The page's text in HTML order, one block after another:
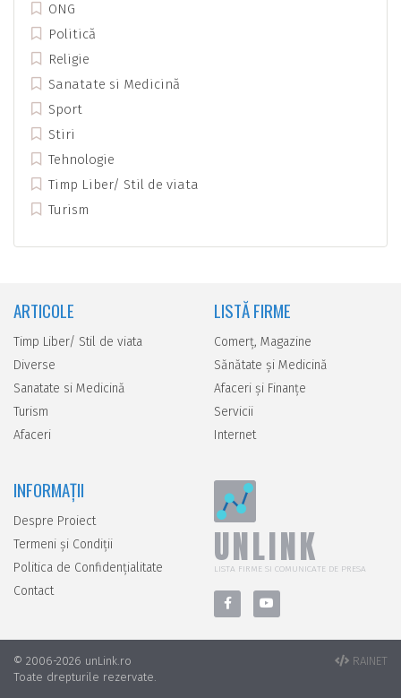
ONG
Politică
Religie
Sanatate si Medicină
Sport
Stiri
Tehnologie
Timp Liber/ Stil de viata
Turism
ARTICOLE
Timp Liber/ Stil de viata
Diverse
Sanatate si Medicină
Turism
Afaceri
LISTĂ FIRME
Comerţ, Magazine
Sănătate şi Medicină
Afaceri şi Finanţe
Servicii
Internet
INFORMAȚII
Despre Proiect
Termeni și Condiții
Politica de Confidențialitate
Contact
UNLINK
LISTA FIRME SI COMUNICATE DE PRESA
© 2006-2026 unLink.ro
Toate drepturile rezervate.
RAINET